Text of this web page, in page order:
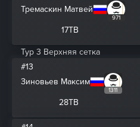
Тремаскин Матвей
971
17ТВ
Тур 3 Верхняя сетка
#13
Зиновьев Максим
1311
28ТВ